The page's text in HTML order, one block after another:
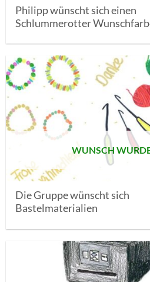
Philipp wünscht sich einen
Schlummerotter
WUNSCH
Die Gruppe wünscht sich
Bastelmaterialien